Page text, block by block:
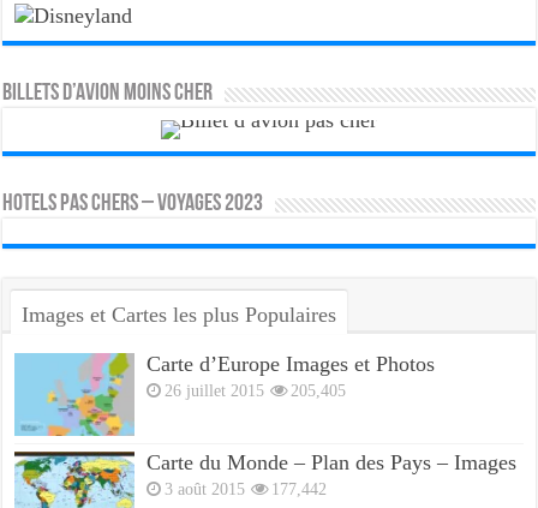
Billets d’avion moins cher
HOTELS PAS CHERS – VOYAGES 2023
Images et Cartes les plus Populaires
Carte d’Europe Images et Photos
26 juillet 2015 205,405
Carte du Monde – Plan des Pays – Images
3 août 2015 177,442